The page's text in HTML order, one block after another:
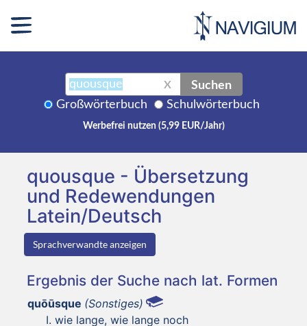
X Suchen
Großwörterbuch Schulwörterbuch
Werbefrei nutzen (5,99 EUR/Jahr)
quousque - Übersetzung
und Redewendungen
Latein/Deutsch
Sprachverwandte anzeigen
Ergebnis der Suche nach lat. Formen
quōūsque (Sonstiges)
wie lange, wie lange noch